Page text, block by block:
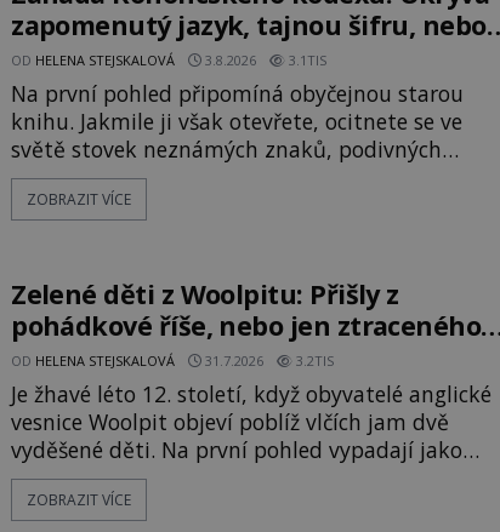
Michail Gerasimov (1907-1970) a
zapomenutý jazyk, tajnou šifru, nebo
mistrovský podvrh?
OD HELENA STEJSKALOVÁ 3.8.2026 3.1TIS
Na první pohled připomíná obyčejnou starou
knihu. Jakmile ji však otevřete, ocitnete se ve
světě stovek neznámých znaků, podivných
ilustrací a textu, který už téměř dvě století
vzdoruje všem pokusům o rozluštění. Rohoncský
napsal, kdy vznikl ani co vlastně vypráví.
Rohoncský kodex se poprvé objevuje v roce
ZOBRAZIT VÍCE
Zelené děti z Woolpitu: Přišly z
pohádkové říše, nebo jen ztraceného
světa?
OD HELENA STEJSKALOVÁ 31.7.2026 3.2TIS
Je žhavé léto 12. století, když obyvatelé anglické
vesnice Woolpit objeví poblíž vlčích jam dvě
vyděšené děti. Na první pohled vypadají jako
každé jiné, až na jednu děsivou výjimku. Jejich
kůže má nazelenalý odstín, mluví
ZOBRAZIT VÍCE